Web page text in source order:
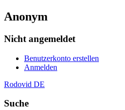
Anonym
Nicht angemeldet
Benutzerkonto erstellen
Anmelden
Rodovid DE
Suche